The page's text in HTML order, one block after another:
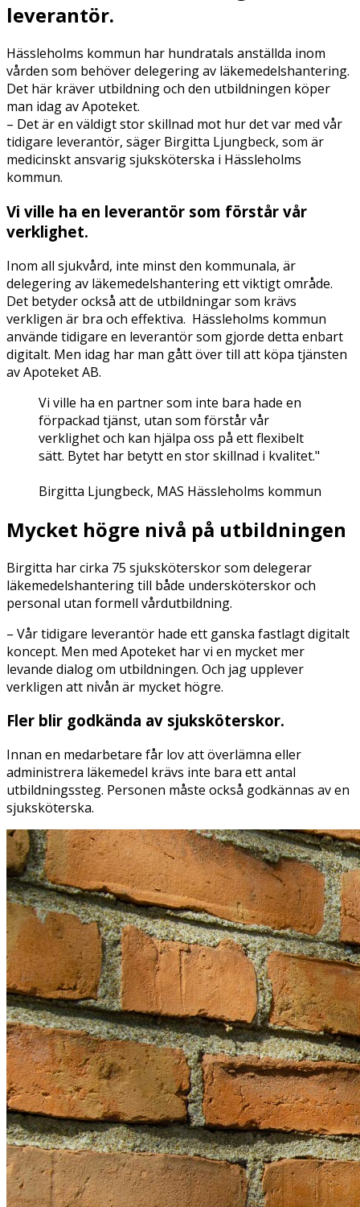
leverantör.
Hässleholms kommun har hundratals anställda inom
vården som behöver delegering av läkemedelshantering.
Det här kräver utbildning och den utbildningen köper
man idag av Apoteket.
– Det är en väldigt stor skillnad mot hur det var med vår
tidigare leverantör, säger Birgitta Ljungbeck, som är
medicinskt ansvarig sjuksköterska i Hässleholms
kommun.
Vi ville ha en leverantör som förstår vår
verklighet.
Inom all sjukvård, inte minst den kommunala, är
delegering av läkemedelshantering ett viktigt område.
Det betyder också att de utbildningar som krävs
verkligen är bra och effektiva. Hässleholms kommun
använde tidigare en leverantör som gjorde detta enbart
digitalt. Men idag har man gått över till att köpa tjänsten
av Apoteket AB.
Vi ville ha en partner som inte bara hade en
förpackad tjänst, utan som förstår vår
verklighet och kan hjälpa oss på ett flexibelt
sätt. Bytet har betytt en stor skillnad i kvalitet."
Birgitta Ljungbeck, MAS Hässleholms kommun
Mycket högre nivå på utbildningen
Birgitta har cirka 75 sjuksköterskor som delegerar
läkemedelshantering till både undersköterskor och
personal utan formell vårdutbildning.
– Vår tidigare leverantör hade ett ganska fastlagt digitalt
koncept. Men med Apoteket har vi en mycket mer
levande dialog om utbildningen. Och jag upplever
verkligen att nivån är mycket högre.
Fler blir godkända av sjuksköterskor.
Innan en medarbetare får lov att överlämna eller
administrera läkemedel krävs inte bara ett antal
utbildningssteg. Personen måste också godkännas av en
sjuksköterska.